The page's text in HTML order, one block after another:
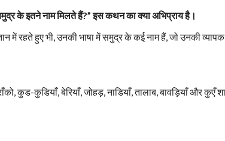
के इतने नाम मिलते हैं?” इस कथन का क्या अभिप्राय है।
में रहते हुए भी, उनकी भाषा में समुद्र के कई नाम हैं, जो उनकी
कुड-कुडियाँ, बेरियाँ, जोहड़, नाडियाँ, तालाब, बावड़ियाँ और कुएँ